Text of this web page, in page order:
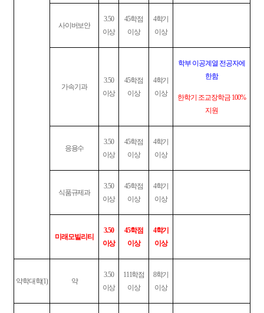
사이버보안
3.50
이상
45학점
이상
4학기
이상
가속기과
3.50
이상
45학점
이상
4학기
이상
학부 이공계열 전공자에
한함
한학기 조교장학금 100%
지원
응용수
3.50
이상
45학점
이상
4학기
이상
식품규제과
3.50
이상
45학점
이상
4학기
이상
미래모빌리티
3.50
이상
45학점
이상
4학기
이상
약학대학(1) 약
3.50
이상
111학점
이상
8학기
이상